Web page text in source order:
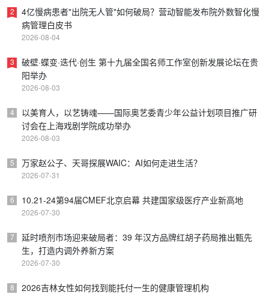
4亿慢病患者"出院无人管"如何破局？营动智能发布院外数智化慢
病管理白皮书
2026-08-04
2
破壁·蝶变·迭代·创生 第十九届全国名师工作室创新发展论坛在贵
阳举办
2026-08-03
3
以美育人，以艺铸魂——国际奥艺委青少年公益计划项目推广研
讨会在上海戏剧学院成功举办
2026-08-03
4
万家赵公子、天哥探展WAIC：AI如何走进生活？
2026-07-31
5
10.21-24第94届CMEF北京启幕 共建国家级医疗产业新高地
2026-07-30
6
延时喷剂市场迎来破局者：39 年汉方品牌红胡子药局推出甄先
生，打造内调外养新方案
2026-07-30
7
2026吉林女性如何找到能托付一生的健康管理机构
8